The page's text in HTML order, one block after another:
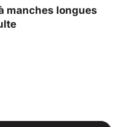
manches longues